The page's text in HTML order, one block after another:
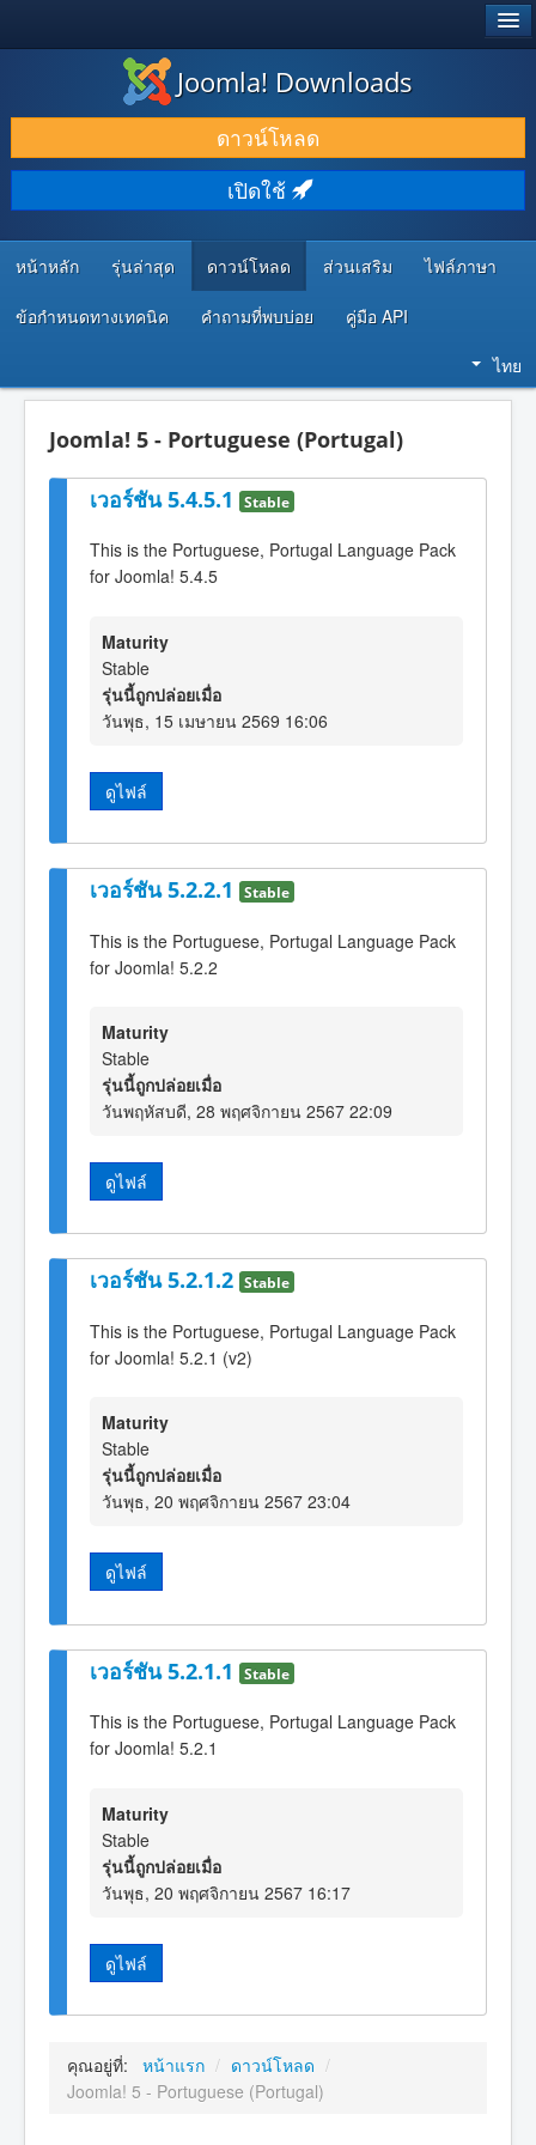
ดาวน์โหลด & ส่วนเสริม
ค้นคว้า & เรียนรู้
ชุมชน & สนับสนุน
ทรัพยากรสำหรับนักพัฒนา
Joomla! Downloads
ดาวน์โหลด
เปิดใช้
หน้าหลัก รุ่นล่าสุด ดาวน์โหลด ส่วนเสริม ไฟล์ภาษา
ข้อกำหนดทางเทคนิค คำถามที่พบบ่อย คู่มือ API
ไทย
Joomla! 5 - Portuguese (Portugal)
เวอร์ชัน 5.4.5.1 Stable
This is the Portuguese, Portugal Language Pack
for Joomla! 5.4.5
Maturity
Stable
รุ่นนี้ถูกปล่อยเมื่อ
วันพุธ, 15 เมษายน 2569 16:06
ดูไฟล์
เวอร์ชัน 5.2.2.1 Stable
This is the Portuguese, Portugal Language Pack
for Joomla! 5.2.2
Maturity
Stable
รุ่นนี้ถูกปล่อยเมื่อ
วันพฤหัสบดี, 28 พฤศจิกายน 2567 22:09
ดูไฟล์
เวอร์ชัน 5.2.1.2 Stable
This is the Portuguese, Portugal Language Pack
for Joomla! 5.2.1 (v2)
Maturity
Stable
รุ่นนี้ถูกปล่อยเมื่อ
วันพุธ, 20 พฤศจิกายน 2567 23:04
ดูไฟล์
เวอร์ชัน 5.2.1.1 Stable
This is the Portuguese, Portugal Language Pack
for Joomla! 5.2.1
Maturity
Stable
รุ่นนี้ถูกปล่อยเมื่อ
วันพุธ, 20 พฤศจิกายน 2567 16:17
ดูไฟล์
คุณอยู่ที่: หน้าแรก / ดาวน์โหลด /
Joomla! 5 - Portuguese (Portugal)